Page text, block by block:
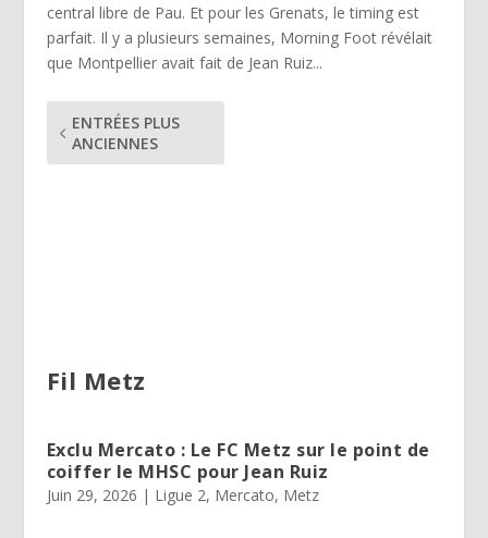
central libre de Pau. Et pour les Grenats, le timing est
parfait. Il y a plusieurs semaines, Morning Foot révélait
que Montpellier avait fait de Jean Ruiz...
ENTRÉES PLUS
ANCIENNES
Fil Metz
Exclu Mercato : Le FC Metz sur le point de
coiffer le MHSC pour Jean Ruiz
Juin 29, 2026 | Ligue 2, Mercato, Metz